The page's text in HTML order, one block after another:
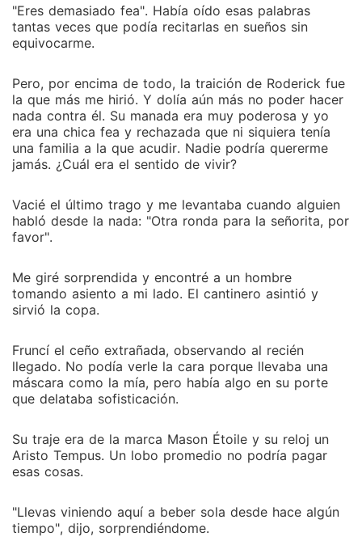
"Eres demasiado fea". Había oído esas palabras
tantas veces que podía recitarlas en sueños sin
equivocarme.
Pero, por encima de todo, la traición de Roderick fue
la que más me hirió. Y dolía aún más no poder hacer
nada contra él. Su manada era muy poderosa y yo
era una chica fea y rechazada que ni siquiera tenía
una familia a la que acudir. Nadie podría quererme
jamás. ¿Cuál era el sentido de vivir?
Vacié el último trago y me levantaba cuando alguien
habló desde la nada: "Otra ronda para la señorita, por
favor".
Me giré sorprendida y encontré a un hombre
tomando asiento a mi lado. El cantinero asintió y
sirvió la copa.
Fruncí el ceño extrañada, observando al recién
llegado. No podía verle la cara porque llevaba una
máscara como la mía, pero había algo en su porte
que delataba sofisticación.
Su traje era de la marca Mason Étoile y su reloj un
Aristo Tempus. Un lobo promedio no podría pagar
esas cosas.
"Llevas viniendo aquí a beber sola desde hace algún
tiempo", dijo, sorprendiéndome.